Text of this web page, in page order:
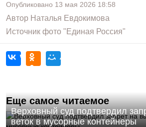
Опубликовано 13 мая 2026 18:58
Автор Наталья Евдокимова
Источник фото "Единая Россия"
Еще самое читаемое
Верховный суд подтвердил
веток в мусорные контейнеры